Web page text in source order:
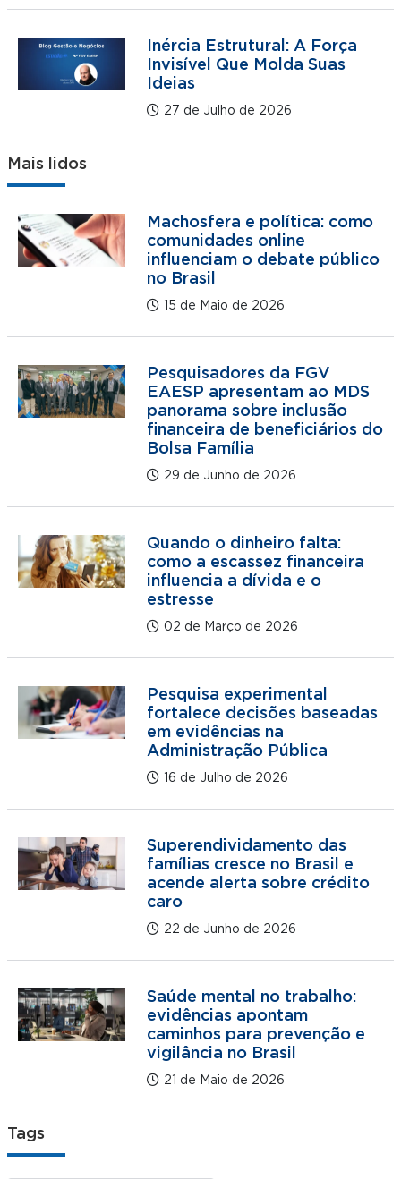
Inércia Estrutural: A Força
Invisível Que Molda Suas
Ideias
27 de Julho de 2026
Mais lidos
Machosfera e política: como
comunidades online
influenciam o debate público
no Brasil
15 de Maio de 2026
Pesquisadores da FGV
EAESP apresentam ao MDS
panorama sobre inclusão
financeira de beneficiários do
Bolsa Família
29 de Junho de 2026
Quando o dinheiro falta:
como a escassez financeira
influencia a dívida e o
estresse
02 de Março de 2026
Pesquisa experimental
fortalece decisões baseadas
em evidências na
Administração Pública
16 de Julho de 2026
Superendividamento das
famílias cresce no Brasil e
acende alerta sobre crédito
caro
22 de Junho de 2026
Saúde mental no trabalho:
evidências apontam
caminhos para prevenção e
vigilância no Brasil
21 de Maio de 2026
Tags